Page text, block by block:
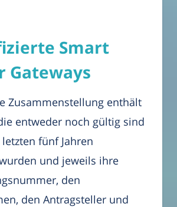
Smart
Gateways
Zusammenstellung enthält
entweder noch gültig sind
fünf Jahren
und jeweils ihre
den
den Antragsteller und